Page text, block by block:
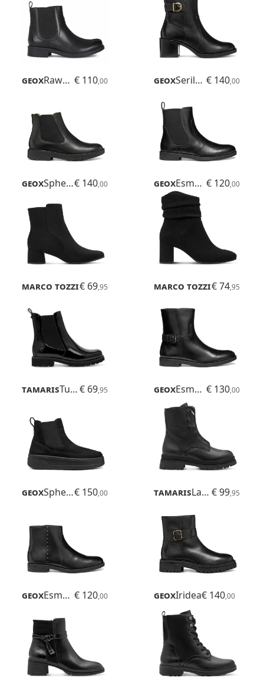
Geox Rawelle € 110,00 Geox Serilda 60 € 140,00
Geox Spherica Ec1 B€ 140,00 Geox Esmeena € 120,00
Marco Tozzi Kowa
€ 69,95 Marco Tozzi Lode
€ 74,95
Tamaris Tulsa€ 69,95 Geox Esmeena € 130,00
Geox Spherica Ecub-2€ 150,00 Tamaris Laurianna € 99,95
Geox Esmeena € 120,00 GeoxIridea€ 140,00